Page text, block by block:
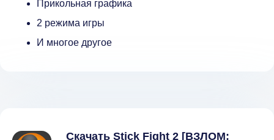
Прикольная графика
2 режима игры
И многое другое
Скачать Stick Fight 2 [ВЗЛОМ: